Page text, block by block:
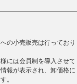
の小売販売は行っており
には会員制を導入させて
報が表示され、卸価格に
。